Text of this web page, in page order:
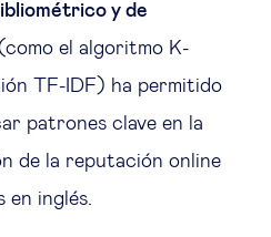
y de
el algoritmo K-
TF-IDF) ha permitido
patrones clave en la
de la reputación online
en inglés.